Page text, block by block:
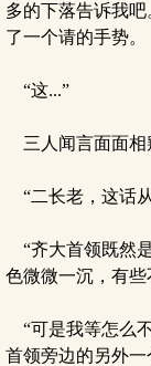
多的下落告诉我
了一个请的手势。
“这...”
三人闻言面面相
“二长老，这话
“齐大首领既然
色微微一沉，有些
“可是我等怎么
首领旁边的另外一